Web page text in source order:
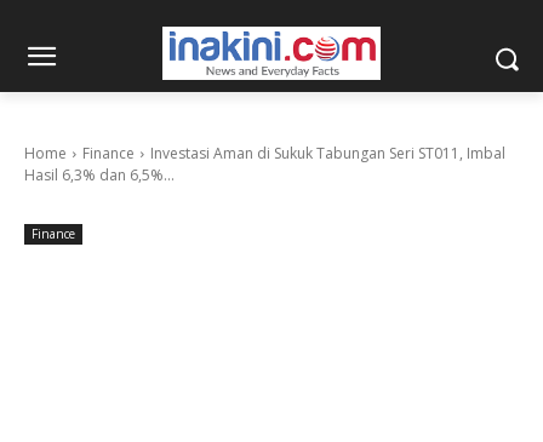
Home Finance
Investasi Aman di Sukuk Tabungan Seri ST011, Imbal
Hasil 6,3% dan 6,5%...
Finance